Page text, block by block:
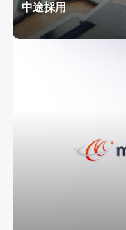
中途採用